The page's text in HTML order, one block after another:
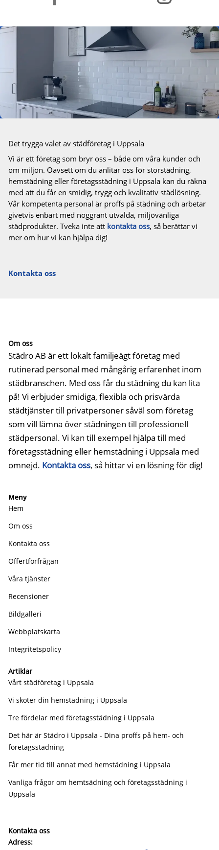
Det trygga valet av städföretag i Uppsala
Vi är ett företag som bryr oss – både om våra kunder och
om miljön. Oavsett om du anlitar oss för storstädning,
hemstädning eller företagsstädning i Uppsala kan du räkna
med att du får en smidig, trygg och kvalitativ städlösning.
Vår kompetenta personal är proffs på städning och arbetar
givetvis enbart med noggrant utvalda, miljövänliga
städprodukter. Tveka inte att kontakta oss, så berättar vi
mer om hur vi kan hjälpa dig!
Kontakta oss
Om oss
Städro AB är ett lokalt familjeägt företag med
rutinerad personal med mångårig erfarenhet inom
städbranschen. Med oss får du städning du kan lita
på! Vi erbjuder smidiga, flexibla och prisvärda
städtjänster till privatpersoner såväl som företag
som vill lämna över städningen till professionell
städpersonal. Vi kan till exempel hjälpa till med
företagsstädning eller hemstädning i Uppsala med
omnejd. Kontakta oss, så hittar vi en lösning för dig!
Meny
Hem
Om oss
Kontakta oss
Offertförfrågan
Våra tjänster
Recensioner
Bildgalleri
Webbplatskarta
Integritetspolicy
Artiklar
Vårt städföretag i Uppsala
Vi sköter din hemstädning i Uppsala
Tre fördelar med företagsstädning i Uppsala
Det här är Städro i Uppsala - Dina proffs på hem- och
företagsstädning
Får mer tid till annat med hemstädning i Uppsala
Vanliga frågor om hemtsädning och företagsstädning i
Uppsala
Kontakta oss
Adress: